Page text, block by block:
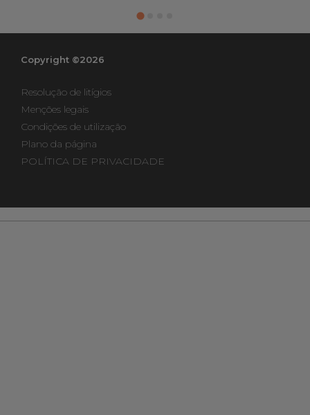
Copyright ©2026
Resolução de litígios
Menções legais
Condições de utilização
Plano da página
POLÍTICA DE PRIVACIDADE